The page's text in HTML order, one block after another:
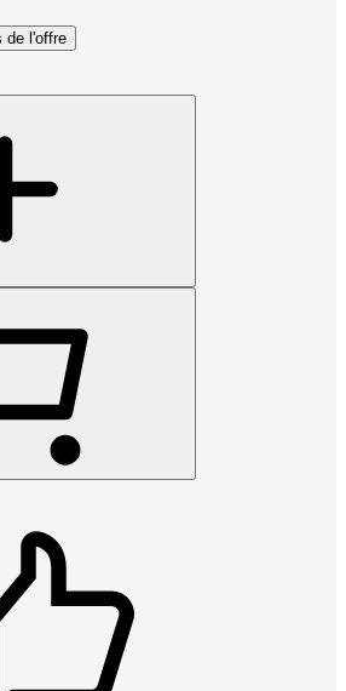
de l'offre